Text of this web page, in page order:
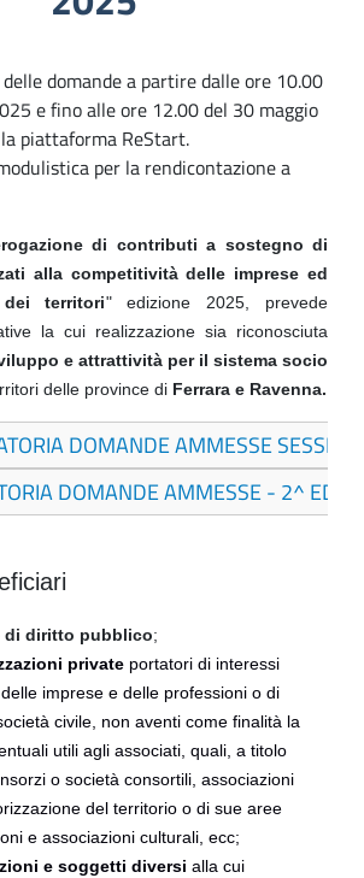
domande a partire dalle ore 10.00
e fino alle ore 12.00 del 30 maggio
piattaforma ReStart.
per la rendicontazione a
di contributi a sostegno di
alla competitività delle imprese ed
territori" edizione 2025, prevede
la cui realizzazione sia riconosciuta
e attrattività per il sistema socio
delle province di Ferrara e Ravenna.
DOMANDE AMMESSE
DOMANDE AMMESSE - 2^
di diritto pubblico;
private portatori di interessi
imprese e delle professioni o di
civile, non aventi come finalità la
utili agli associati, quali, a titolo
o società consortili, associazioni
del territorio o di sue aree
e associazioni culturali, ecc;
e soggetti diversi alla cui